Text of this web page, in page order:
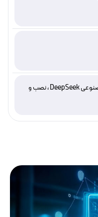
دیپ سیک چیست؟ استفاده از هوش مصنوعی DeepSeek ، نصب و